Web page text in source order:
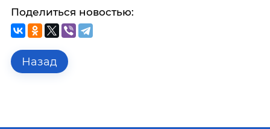
Поделиться новостью:
Назад